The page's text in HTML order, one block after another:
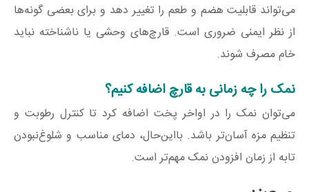
می‌تواند قابلیت هضم و طعم را تغییر دهد و برای بعضی گونه‌ها
از نظر ایمنی ضروری است. قارچ‌های وحشی یا ناشناخته نباید
خام مصرف شوند.
نمک را چه زمانی به قارچ اضافه کنیم؟
می‌توان نمک را در اواخر پخت اضافه کرد تا کنترل رطوبت و
تنظیم مزه آسان‌تر باشد. بااین‌حال، دمای مناسب و شلوغ‌نبودن
تابه از زمان افزودن نمک مهم‌تر است.